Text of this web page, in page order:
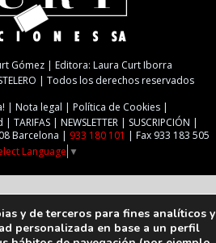
Gómez | Editora: Laura Curt Iborra
| Todos los derechos reservados
Nota legal
Política de Cookies
TARIFAS NEWSLETTER
SUSCRIPCIÓN
Barcelona | 933 180 101 | Fax 933 183 505
Language ▼
y de terceros para fines analíticos y
personalizada en base a un perfil